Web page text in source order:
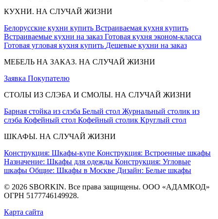
КУХНИ. НА СЛУЧАЙ ЖИЗНИ
Белорусские кухни купить Встраиваемая кухня купить
Встраиваемые кухни на заказ Готовая кухня эконом-класса
Готовая угловая кухня купить Дешевые кухни на заказ
МЕБЕЛЬ НА ЗАКАЗ. НА СЛУЧАЙ ЖИЗНИ
Заявка Покупателю
СТОЛЫ ИЗ СЛЭБА И СМОЛЫ. НА СЛУЧАЙ ЖИЗНИ
Барная стойка из слэба Белый стол Журнальный столик из
слэба Кофейный стол Кофейный столик Круглый стол
ШКАФЫ. НА СЛУЧАЙ ЖИЗНИ
Конструкция: Шкафы-купе Конструкция: Встроенные шкафы
Назначение: Шкафы для одежды Конструкция: Угловые
шкафы Общие: Шкафы в Москве Дизайн: Белые шкафы
© 2026 SBORKIN. Все права защищены. ООО «АДАМКОД»
ОГРН 5177746149928.
Карта сайта